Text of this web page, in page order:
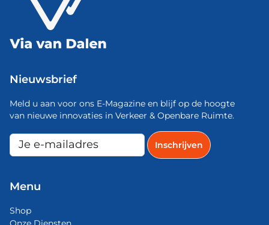
Nieuwsbrief
Meld u aan voor ons E-Magazine en blijf op de hoogte
van nieuwe innovaties in Verkeer & Openbare Ruimte.
Menu
Shop